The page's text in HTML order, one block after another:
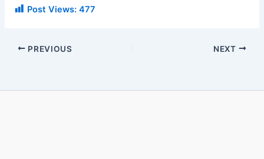
Post Views: 477
PREVIOUS NEXT